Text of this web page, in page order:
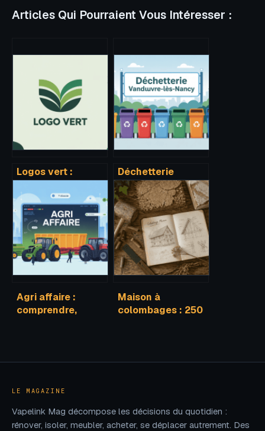
Articles Qui Pourraient Vous Intéresser :
Logos vert :
significations et
bonnes pratiques
de création
Déchetterie
vandoeuvre :
horaires, accès et
infos pratiques à
connaître
Agri affaire :
comprendre,
annonces
Maison à
colombages : 250
dénaturer
LE MAGAZINE
Vapelink Mag décompose les décisions du quotidien :
rénover, isoler, meubler, acheter, se déplacer autrement. Des